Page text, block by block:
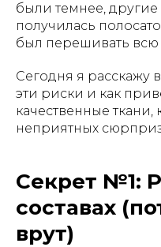
были темнее,
получилась
был перешивать всю
Сегодня я расскажу
эти риски и как
качественные
неприятных
Секрет №1:
составах
врут)